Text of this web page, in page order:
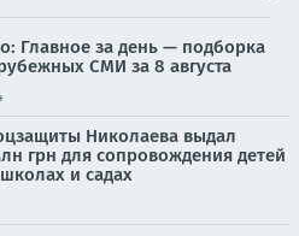
Главное за день — подборка
СМИ за 8 августа
Николаева выдал
грн для сопровождения детей
и садах